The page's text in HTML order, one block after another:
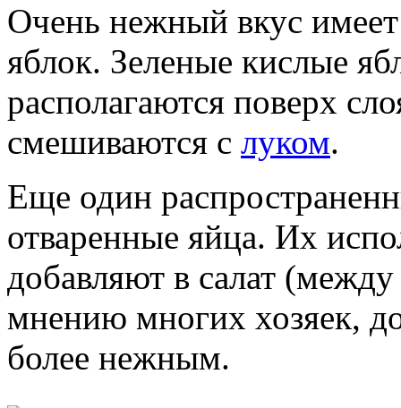
Очень нежный вкус имеет
яблок. Зеленые кислые
располагаются поверх
смешиваются с луком.
Еще один
отваренные яйца. Их
добавляют в салат
мнению многих хозяек,
более нежным.